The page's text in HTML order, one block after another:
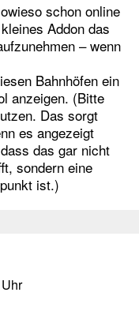
schon online
Addon das
– wenn
Bahnhöfen ein
anzeigen. (Bitte
Das sorgt
es angezeigt
das gar nicht
sondern eine
ist.)